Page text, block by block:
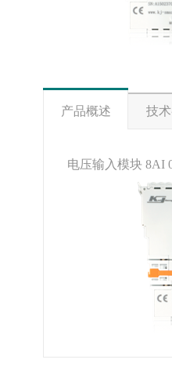
产品概述 技
电压输入模块 8AI